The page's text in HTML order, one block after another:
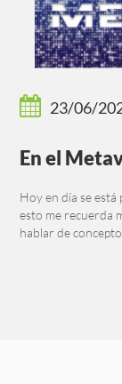
23/06/
En el
Hoy en día se
esto me recuerda
hablar de